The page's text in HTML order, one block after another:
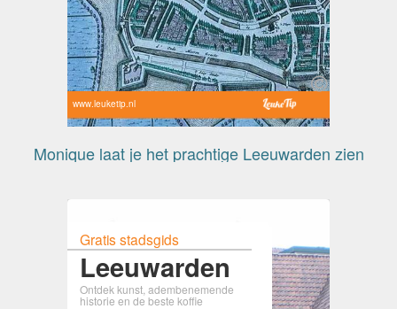
www.leuketip.nl
Monique laat je het prachtige Leeuwarden zien
Gratis stadsgids
Leeuwarden
Ontdek kunst, adembenemende
historie en de beste koffie